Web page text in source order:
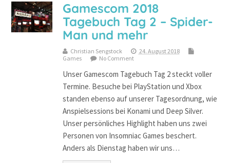
Gamescom 2018
Tagebuch Tag 2 – Spider-
Man und mehr
Christian Sengstock
24. August 2018
Games
No Comment
Unser Gamescom Tagebuch Tag 2 steckt voller
Termine. Besuche bei PlayStation und Xbox
standen ebenso auf unserer Tagesordnung, wie
Anspielsessions bei Konami und Deep Silver.
Unser persönliches Highlight haben uns zwei
Personen von Insomniac Games beschert.
Anders als Dienstag haben wir uns…